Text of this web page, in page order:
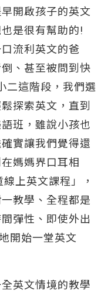
開啟孩子的英文
是很有幫助的!
流利英文的爸
、甚至被問到快
二這階段，我們選
探索英文，直到
班，雖說小孩也
實讓我們覺得還
媽媽界口耳相
上英文課程」，
教學、全程都是
彈性、即使外出
開始一堂英文
英文情境的教學